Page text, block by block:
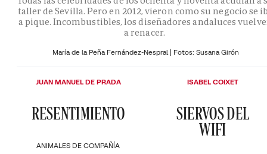
taller de Sevilla. Pero en 2012, vieron como su negocio se
a pique. Incombustibles, los diseñadores andaluces
a renacer.
María de la Peña Fernández-Nespral | Fotos: Susana Girón
ANIMALES DE COMPAÑÍA
RESENTIMIENTO
JUAN MANUEL DE PRADA
SIERVOS DEL
WIFI
ISABEL COIXET